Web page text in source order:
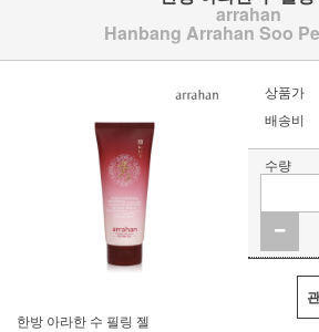
arrahan
Hanbang Arrahan Soo
한방 아라한 수 필링 젤
상품가
배송비
수량